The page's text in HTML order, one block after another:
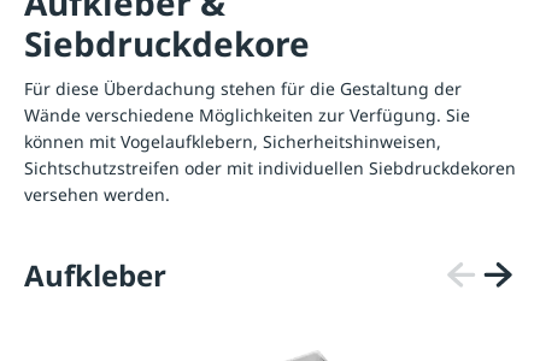
Siebdruckdekore
Für diese Überdachung stehen für die Gestaltung der
Wände verschiedene Möglichkeiten zur Verfügung. Sie
können mit Vogelaufklebern, Sicherheitshinweisen,
Sichtschutzstreifen oder mit individuellen Siebdruckdekoren
versehen werden.
Aufkleber